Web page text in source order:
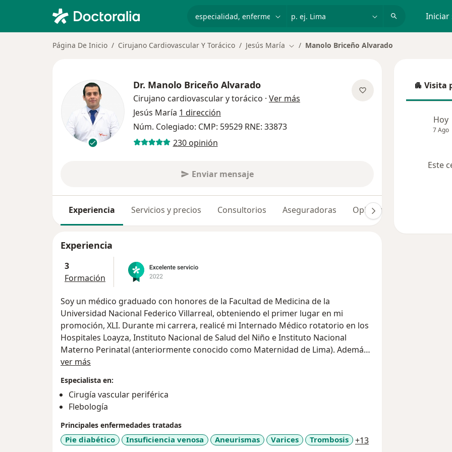
Iniciar
Página De Inicio Cirujano Cardiovascular Y Torácico Jesús María Cambiar de ciudad
Manolo Briceño Alvarado
Dr. Manolo Briceño Alvarado
Cirujano cardiovascular y torácico · Ver más
Jesús María 1 dirección
Núm. Colegiado: CMP: 59529 RNE: 33873
230 opinión
Enviar mensaje
Experiencia Servicios y precios Consultorios Aseguradoras Opiniones (230)
Experiencia
3
Formación
Soy un médico graduado con honores de la Facultad de Medicina de la
Universidad Nacional Federico Villarreal, obteniendo el primer lugar en mi
promoción, XLI. Durante mi carrera, realicé mi Internado Médico rotatorio en los
Hospitales Loayza, Instituto Nacional de Salud del Niño e Instituto Nacional
Materno Perinatal (anteriormente conocido como Maternidad de Lima). Además,
completé el SERUMS (Servicio Rural Urbano Marginal) en la región de Huánuco.
Posteriormente, después de finalizar mi SERUMS, postulé y logré ingresar a la
especialidad de Cirugía de Tórax y Cardiovascular en la Universidad Nacional
Mayor de San Marcos. Fui seleccionado en el ranking nacional entre 6,000
postulantes. Completé 5 años de especialización en el Hospital Nacional Edgardo
Rebagliati Martins, uno de los principales hospitales del Perú, donde recibí
reconocimiento por mis habilidades y planificación quirúrgica, obteniendo un
ver más
Especialista en:
Cirugía vascular periférica
Flebología
Principales enfermedades tratadas
Pie diabético Insuficiencia venosa Aneurismas Varices Trombosis +13
Visita
Visita
Hoy
7 Ago
Este